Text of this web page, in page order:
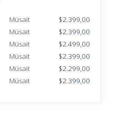
Müsait
$2.399,00
Müsait
$2.399,00
Müsait
$2.499,00
Müsait
$2.399,00
Müsait
$2.299,00
Müsait $2.399,00